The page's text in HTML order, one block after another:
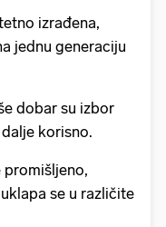
izrađena,
jednu generaciju
dobar su izbor
korisno.
promišljeno,
se u različite